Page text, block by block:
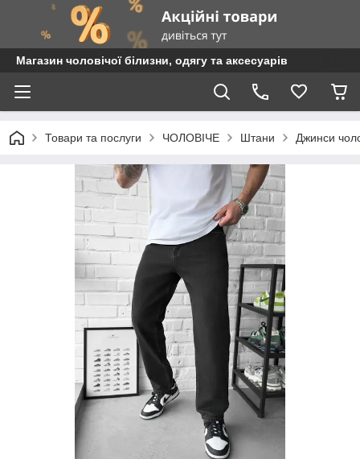
Магазин чоловічої білизни, одягу та аксесуарів
Товари та послуги ЧОЛОВІЧЕ Штани Джинси